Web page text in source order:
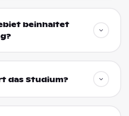
beinhaltet
das Studium?